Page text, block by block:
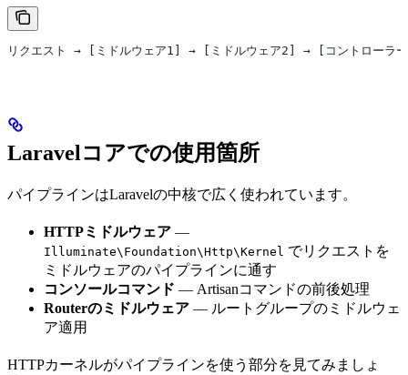
リクエスト → [ミドルウェア1] → [ミドルウェア2] → [コントローラ
Laravelコアでの使用箇所
パイプラインはLaravelの中核で広く使われています。
HTTPミドルウェア —
Illuminate\Foundation\Http\Kernel でリクエストを
ミドルウェアのパイプラインに通す
コンソールコマンド — Artisanコマンドの前後処理
Routerのミドルウェア — ルートグループのミドルウェ
ア適用
HTTPカーネルがパイプラインを使う部分を見てみましょ